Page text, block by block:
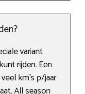
variant
rijden. Een
km’s p/jaar